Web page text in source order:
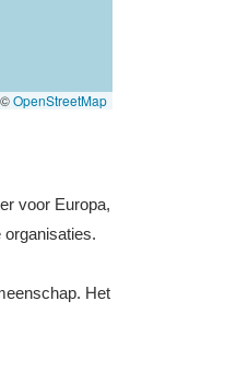
©OpenStreetMap
voor Europa,
Het